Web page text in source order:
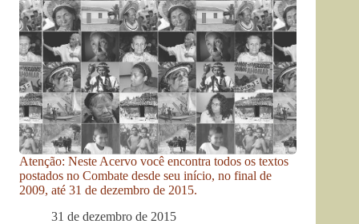
Atenção: Neste Acervo você encontra todos os textos
postados no Combate desde seu início, no final de
2009, até 31 de dezembro de 2015.
31 de dezembro de 2015